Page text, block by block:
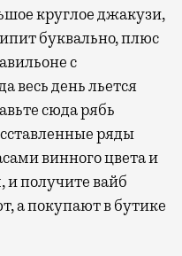
круглое джакузи,
буквально, плюс
с
весь день льется
сюда рябь
ряды
винного цвета и
получите вайб
а покупают в бутике